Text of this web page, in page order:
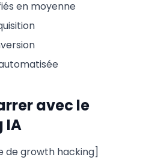
en moyenne
avec le
IA
de growth hacking]